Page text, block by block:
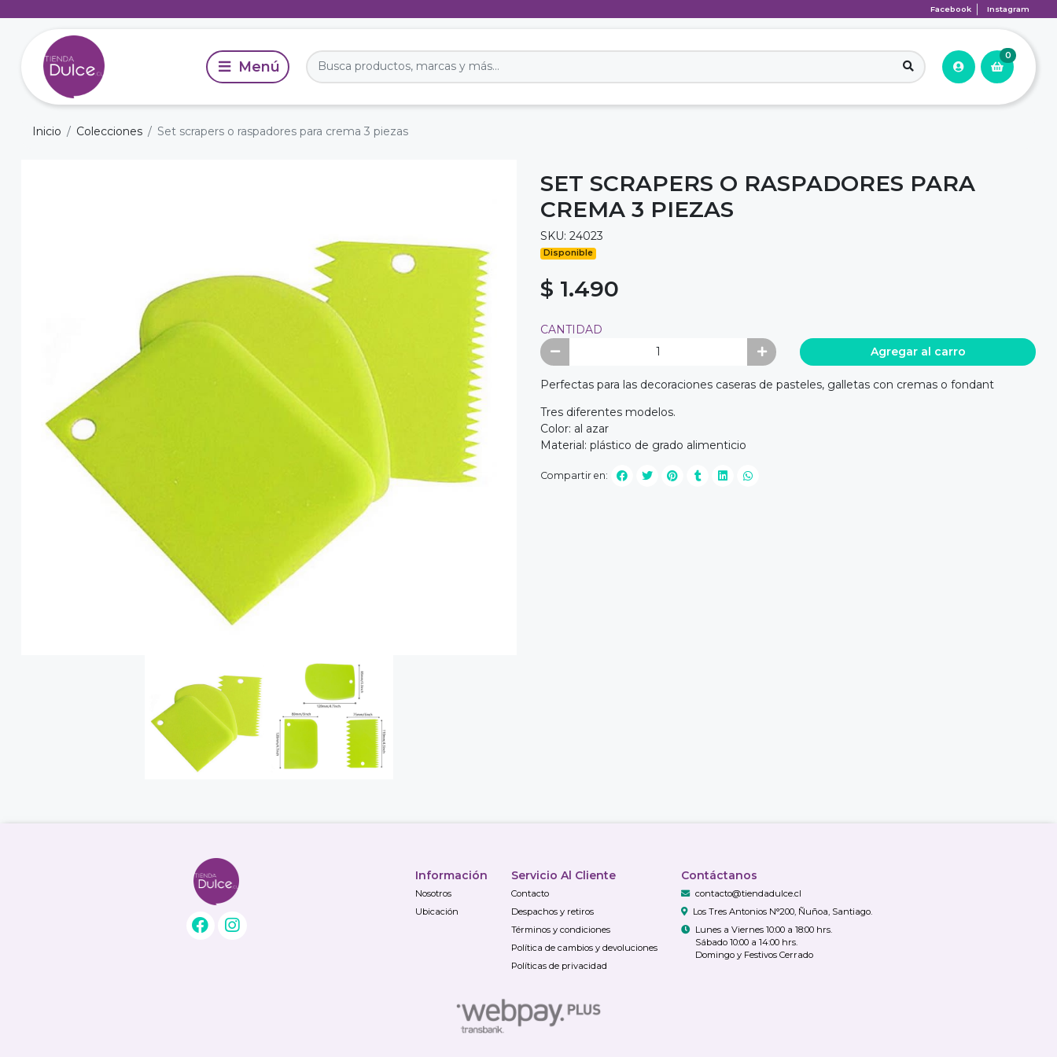
Facebook Instagram
0
Inicio Colecciones Set scrapers o raspadores para crema 3 piezas
SET SCRAPERS O RASPADORES PARA
CREMA 3 PIEZAS
SKU: 24023
Disponible
$ 1.490
CANTIDAD
Agregar al carro
Perfectas para las decoraciones caseras de pasteles, galletas con cremas o fondant
Tres diferentes modelos.
Color: al azar
Material: plástico de grado alimenticio
Compartir en:
Información
Nosotros
Ubicación
Servicio Al Cliente
Contacto
Despachos y retiros
Términos y condiciones
Política de cambios y devoluciones
Políticas de privacidad
Contáctanos
contacto@tiendadulce.cl
Los Tres Antonios N°200, Ñuñoa, Santiago.
Lunes a Viernes 10:00 a 18:00 hrs.
Sábado 10:00 a 14:00 hrs.
Domingo y Festivos Cerrado